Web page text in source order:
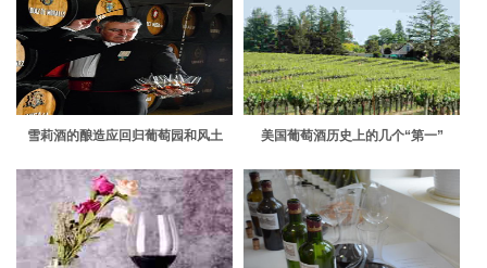
雪莉酒的酿造应回归葡萄园和风土 美国葡萄酒历史上的几个“第一”